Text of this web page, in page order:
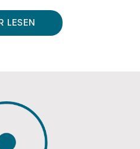
LESEN